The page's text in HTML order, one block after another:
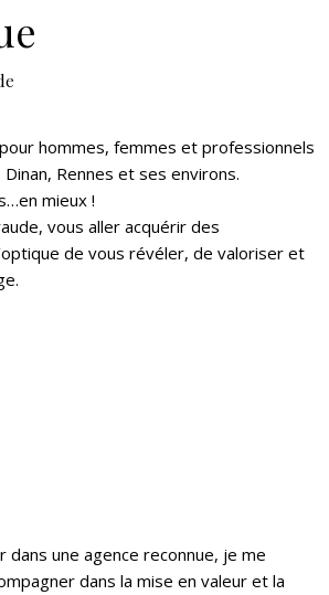
hommes, femmes et professionnels
Rennes et ses environs.
mieux !
vous aller acquérir des
de vous révéler, de valoriser et
dans une agence reconnue, je me
dans la mise en valeur et la